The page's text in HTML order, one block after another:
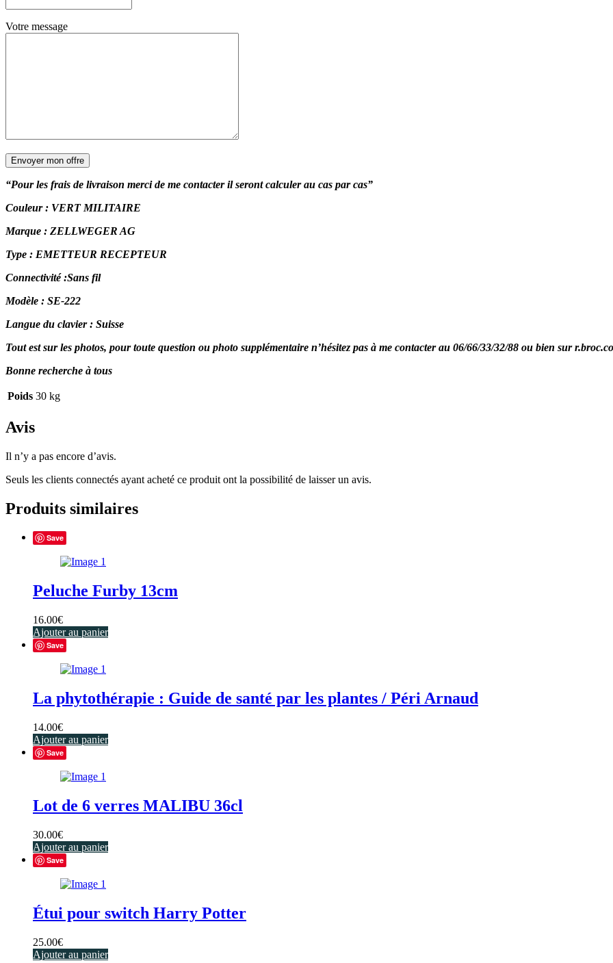
Votre message
“Pour les frais de livraison merci de me contacter il seront calculer au cas par cas”
Couleur : VERT MILITAIRE
Marque : ZELLWEGER AG
Type : EMETTEUR RECEPTEUR
Connectivité :Sans fil
Modèle : SE-222
Langue du clavier : Suisse
Tout est sur les photos, pour toute question ou photo supplémentaire n’hésitez pas à me contacter au 06/66/33/32/88 ou bien sur
Bonne recherche à tous
Poids 30 kg
Avis
Il n’y a pas encore d’avis.
Seuls les clients connectés ayant acheté ce produit ont la possibilité de laisser un avis.
Produits similaires
Save
Peluche Furby 13cm
16.00€
Ajouter au panier
Save
La phytothérapie : Guide de santé par les plantes / Péri Arnaud
14.00€
Ajouter au panier
Save
Lot de 6 verres MALIBU 36cl
30.00€
Ajouter au panier
Save
Étui pour switch Harry Potter
25.00€
Ajouter au panier